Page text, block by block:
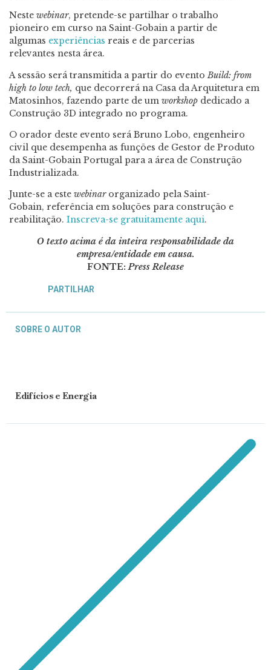
Neste webinar, pretende-se partilhar o trabalho
pioneiro em curso na Saint-Gobain a partir de
algumas experiências reais e de parcerias
relevantes nesta área.
A sessão será transmitida a partir do eventoBuild: from
high to low tech, que decorrerá na Casa da Arquitetura em
Matosinhos, fazendo parte de um workshop dedicado a
Construção 3D integrado no programa.
O orador deste evento seráBruno Lobo, engenheiro
civil que desempenha as funções de Gestor de Produto
da Saint-Gobain Portugal para a área de Construção
Industrializada.
Junte-se a este webinarorganizado pela Saint-
Gobain, referência em soluções para construção e
reabilitação. Inscreva-se gratuitamente aqui.
O texto acima é da inteira responsabilidade da
empresa/entidade em causa.
FONTE:Press Release
PARTILHAR
SOBRE O AUTOR
Edifícios e Energia